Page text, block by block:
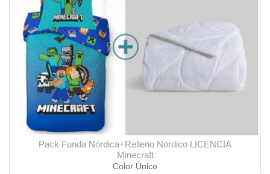
Pack Funda Nórdica+Relleno Nórdico LICENCIA
Minecraft
Color Único